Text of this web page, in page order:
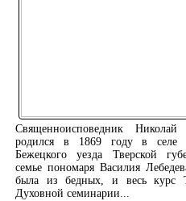
Священноисповедник Николай
родился в 1869 году в селе
Бежецкого уезда Тверской
семье пономаря Василия
была из бедных, и весь курс
Духовной семинарии...